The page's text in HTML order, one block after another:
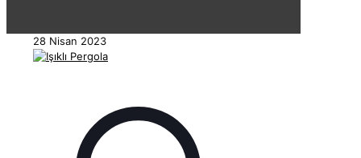
28 Nisan 2023